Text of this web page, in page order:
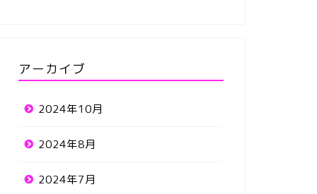
アーカイブ
2024年10月
2024年8月
2024年7月